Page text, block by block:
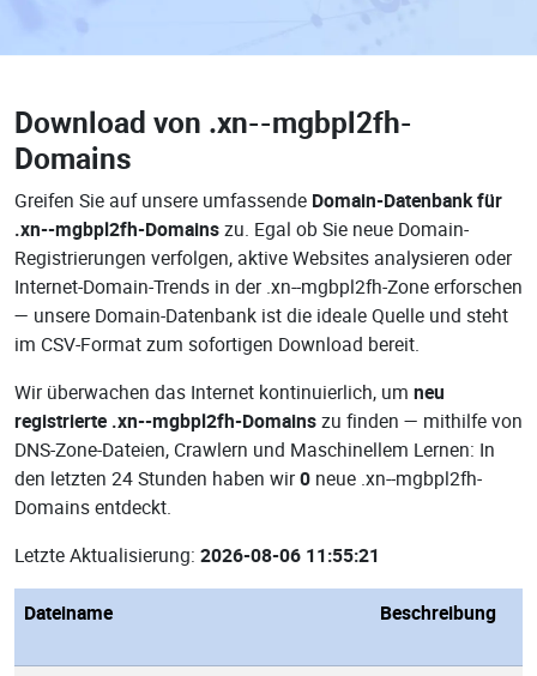
Download von .xn--mgbpl2fh-
Domains
Greifen Sie auf unsere umfassende Domain-Datenbank für
.xn--mgbpl2fh-Domainszu. Egal ob Sie neue Domain-
Registrierungen verfolgen, aktive Websites analysieren oder
Internet-Domain-Trends in der .xn--mgbpl2fh-Zone erforschen
— unsere Domain-Datenbank ist die ideale Quelle und steht
im CSV-Format zum sofortigen Download bereit.
Wir überwachen das Internet kontinuierlich, um neu
registrierte .xn--mgbpl2fh-Domainszu finden — mithilfe von
DNS-Zone-Dateien, Crawlern und Maschinellem Lernen: In
den letzten 24 Stunden haben wir0 neue .xn--mgbpl2fh-
Domains entdeckt.
Letzte Aktualisierung: 2026-08-06 11:55:21
Dateiname Beschreibung